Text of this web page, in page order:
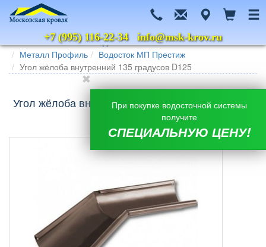
+7 (995) 116-22-34info@msk-krov.ru
Главная Каталог
Водосточные системы
Металл Профиль
Водосток МП Престиж
Угол жёлоба внутренний 135 градусов D125
Угол жёлоба внутренний 135 градусов D125 МП
Престиж
При покупке водосточной системы
получите
СПЕЦИАЛЬНУЮ ЦЕНУ!